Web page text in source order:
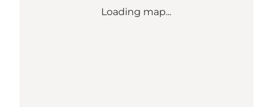
Loading map...